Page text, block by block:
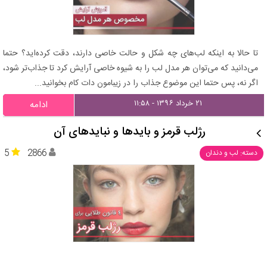
تا حالا به اینکه لب‌های چه شکل و حالت خاصی دارند، دقت کرده‌اید؟ حتما
می‌دانید که می‌توان هر مدل لب را به شیوه خاصی آرایش کرد تا جذاب‌تر شود،
اگر نه، پس حتما این موضوع جذاب را در زیبامون دات کام بخوانید...
۲۱ خرداد ۱۳۹۶ - ۱۱:۵۸ ادامه
رژلب قرمز و بایدها و نبایدهای آن
دسته: لب و دندان 5 2866